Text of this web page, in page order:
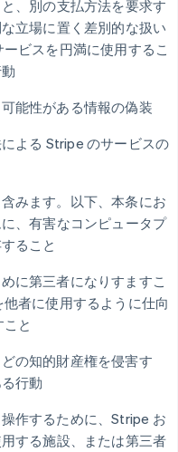
、別の支払方法を要求す
立場に置く差別的な扱い
ビスを円満に使用するこ
能性がある情報の偽装
よる Stripe のサービスの
みます。以下、本条にお
、有害なコンピュータプ
ること
に第三者になりすますこ
者に使用するように仕向
と
の知的財産権を侵害す
行動
作するために、Stripe お
する施設、または第三者